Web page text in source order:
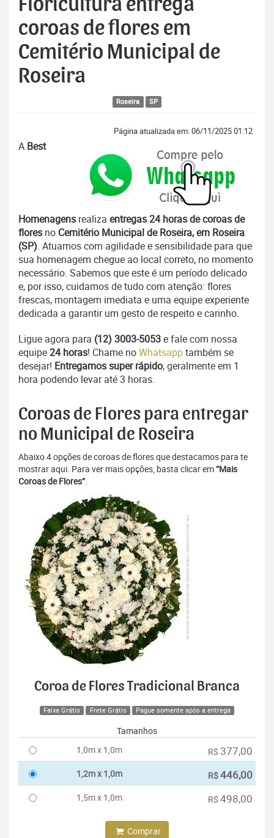
Floricultura entrega
coroas de flores em
Cemitério Municipal de
Roseira
Roseira SP
Página atualizada em: 06/11/2025 01:12
A Best
Homenagens realiza entregas 24 horas de coroas de
flores no Cemitério Municipal de Roseira, em Roseira
(SP). Atuamos com agilidade e sensibilidade para que
sua homenagem chegue ao local correto, no momento
necessário. Sabemos que este é um período delicado
e, por isso, cuidamos de tudo com atenção: flores
frescas, montagem imediata e uma equipe experiente
dedicada a garantir um gesto de respeito e carinho.
Ligue agora para (12) 3003-5053e fale com nossa
equipe24 horas! Chame noWhatsapptambém se
desejar! Entregamos super rápido, geralmente em 1
hora podendo levar até 3 horas.
Coroas de Flores para entregar
no Municipal de Roseira
Abaixo 4 opções de coroas de flores que destacamos para te
mostrar aqui. Para ver mais opções, basta clicar em“Mais
Coroas de Flores”.
Coroa de Flores Tradicional Branca
Faixa Grátis Frete Grátis Pague somente após a entrega
Tamanhos
1,0m x 1,0m
R$ 377,00
1,2m x 1,0m R$446,00
1,5m x 1,0m R$ 498,00
Comprar